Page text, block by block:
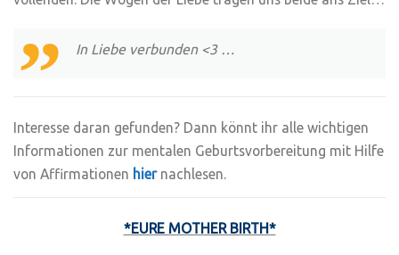
In Liebe verbunden <3 …
Interesse daran gefunden? Dann könnt ihr alle wichtigen
Informationen zur mentalen Geburtsvorbereitung mit Hilfe
von Affirmationen hiernachlesen.
*EURE MOTHER BIRTH*